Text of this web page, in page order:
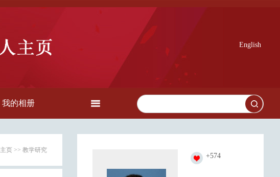
English
我的相册
页 >> 教学研究
+574